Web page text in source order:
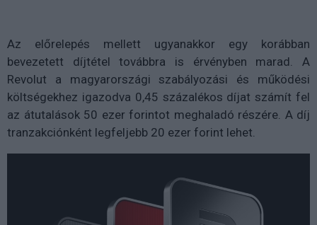
Az előrelepés mellett ugyanakkor egy korábban
bevezetett díjtétel továbbra is érvényben marad. A
Revolut a magyarországi szabályozási és működési
költségekhez igazodva 0,45 százalékos díjat számít fel
az átutalások 50 ezer forintot meghaladó részére. A díj
tranzakciónként legfeljebb 20 ezer forint lehet.